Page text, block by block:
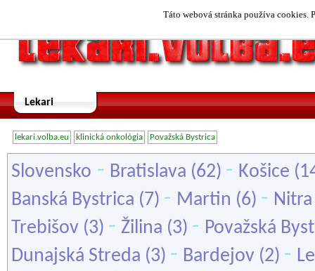
Táto webová stránka používa cookies.
Lekari
lekari.volba.eu klinická onkológia Považská Bystrica
Slovensko - Bratislava (62) - Košice
Banská Bystrica (7) - Martin (6) - Nitra
Trebišov (3) - Žilina (3) - Považská
Dunajská Streda (3) - Bardejov (2) -